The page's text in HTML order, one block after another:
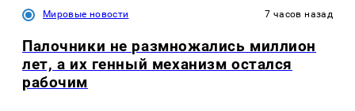
Мировые новости 7 часов назад
Палочники не размножались миллион
лет, а их генный механизм остался
рабочим